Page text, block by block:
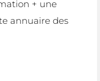
+ une
annuaire des